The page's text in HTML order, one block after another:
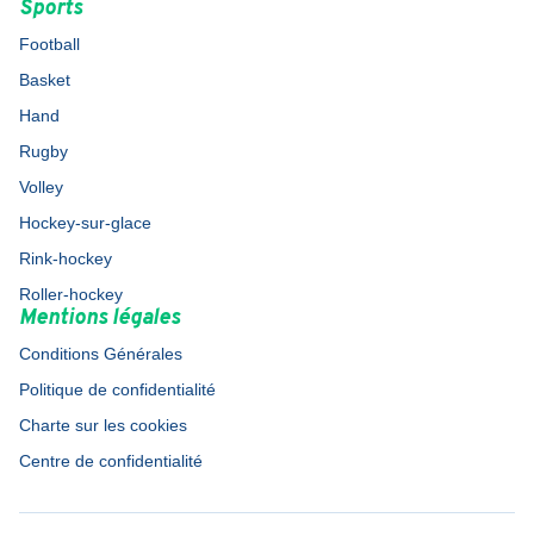
Sports
Football
Basket
Hand
Rugby
Volley
Hockey-sur-glace
Rink-hockey
Roller-hockey
Mentions légales
Conditions Générales
Politique de confidentialité
Charte sur les cookies
Centre de confidentialité